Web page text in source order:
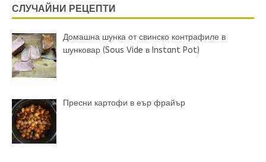
СЛУЧАЙНИ РЕЦЕПТИ
Домашна шунка от свинско контрафиле в
шунковар (Sous Vide в Instant Pot)
Пресни картофи в еър фрайър